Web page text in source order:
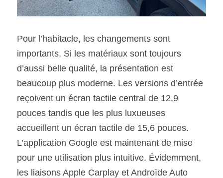
Pour l’habitacle, les changements sont
importants. Si les matériaux sont toujours
d’aussi belle qualité, la présentation est
beaucoup plus moderne. Les versions d’entrée
reçoivent un écran tactile central de 12,9
pouces tandis que les plus luxueuses
accueillent un écran tactile de 15,6 pouces.
L’application Google est maintenant de mise
pour une utilisation plus intuitive. Évidemment,
les liaisons Apple Carplay et Androïde Auto